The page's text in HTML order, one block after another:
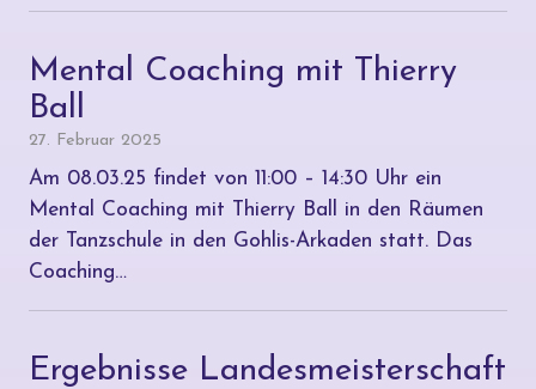
Mental Coaching mit Thierry
Ball
27. Februar 2025
Am 08.03.25 findet von 11:00 – 14:30 Uhr ein
Mental Coaching mit Thierry Ball in den Räumen
der Tanzschule in den Gohlis-Arkaden statt. Das
Coaching…
Ergebnisse Landesmeisterschaft